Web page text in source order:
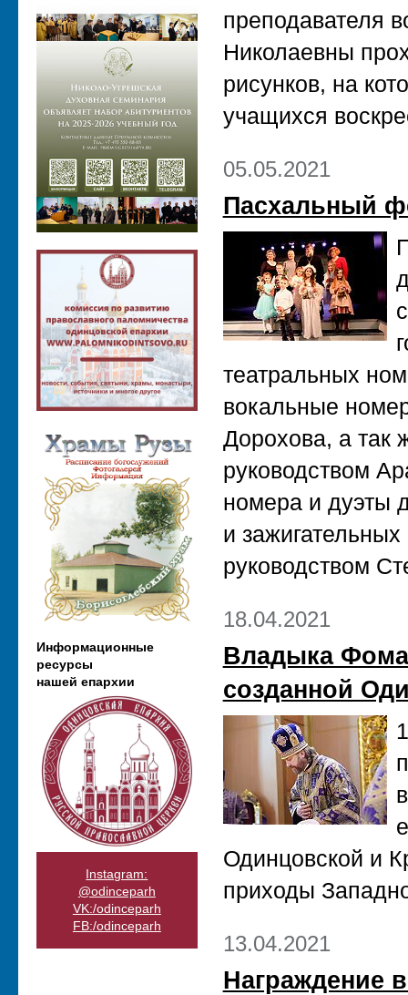
Информационные
ресурсы
нашей епархии
Instagram:
@odinceparh
VK:/odinceparh
FB:/odinceparh
преподавателя
Николаевны
рисунков, на
учащихся
05.05.2021
Пасхальный
театральных
вокальные
Дорохова, а так
руководством
номера и дуэты
и
руководством
18.04.2021
Владыка Фома
созданной
Одинцовской и
приходы
13.04.2021
Награждение